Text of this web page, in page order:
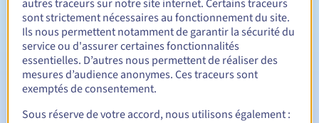
Durée de renouvellement Entre 1 et 5 ans
Période de rédemption
autres traceurs sur notre site internet. Certains traceurs
sont strictement nécessaires au fonctionnement du site.
Ils nous permettent notamment de garantir la sécurité du
service ou d'assurer certaines fonctionnalités
essentielles. D’autres nous permettent de réaliser des
mesures d’audience anonymes. Ces traceurs sont
exemptés de consentement.
Sous réserve de votre accord, nous utilisons également :